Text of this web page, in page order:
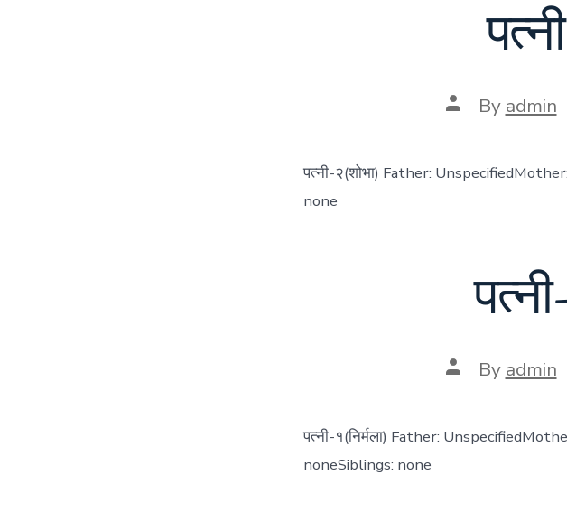
Post
author
By admin
पत्नी-२(शोभा) Father:
none
Post
author
By admin
पत्नी-१(निर्मला) Father:
noneSiblings: none